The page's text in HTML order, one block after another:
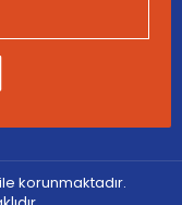
korunmaktadır.